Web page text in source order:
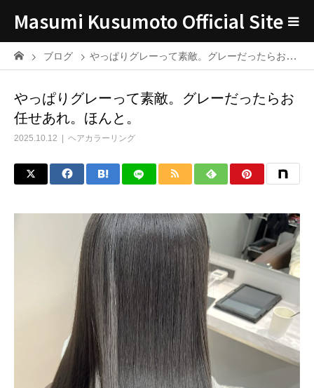
Masumi Kusumoto Official Site
ブログ やっぱりグレーって素敵。グレーだったらお任せあれ。ほんと。
やっぱりグレーって素敵。グレーだったらお
任せあれ。ほんと。
2025.10.12 ヘアカラーリング